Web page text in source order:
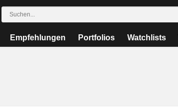
Empfehlungen Portfolios Watchlists